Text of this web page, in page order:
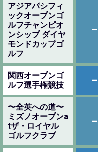
アジアパシフィ
ックオープンゴ
ルフチャンピオ
ンシップ ダイヤ
モンドカップゴ
ルフ
–
関西オープンゴ
ルフ選手権競技
–
〜全英への道〜
ミズノオープンa
tザ・ロイヤル
ゴルフクラブ
–